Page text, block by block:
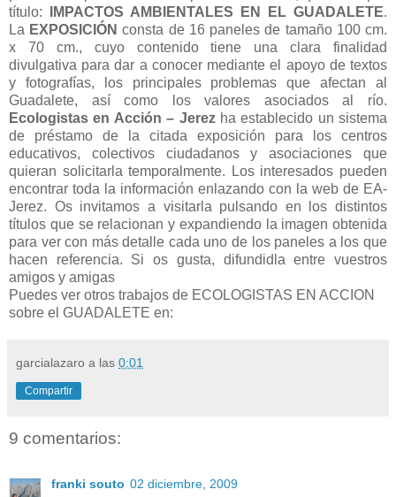
título:
IMPACTOS AMBIENTALES EN EL GUADALETE.
La EXPOSICIÓN consta de 16 paneles de tamaño 100 cm.
x 70 cm., cuyo contenido tiene una clara finalidad
divulgativa para dar a conocer mediante el apoyo de textos
y fotografías, los principales problemas que afectan al
Guadalete, así como los valores asociados al río.
Ecologistas en Acción – Jerezha establecido un sistema
de préstamo de la citada exposición para los centros
educativos, colectivos ciudadanos y asociaciones que
quieran solicitarla temporalmente. Los interesados pueden
encontrar toda la información enlazando con la web de EA-
Jerez. Os invitamos a visitarla pulsando en los distintos
títulos que se relacionan y expandiendo la imagen obtenida
para ver con más detalle cada uno de los paneles a los que
hacen referencia. Si os gusta, difundidla entre vuestros
amigos y amigas
Puedes ver otros trabajos de ECOLOGISTAS EN ACCION
sobre el GUADALETE en:
garcialazaro a las 0:01
Compartir
9 comentarios:
franki souto 02 diciembre, 2009